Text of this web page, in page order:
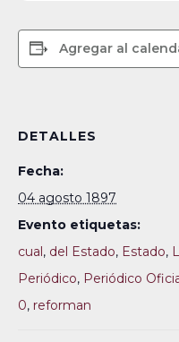
Agregar al
DETALLES
Fecha:
04 agosto 1897
Evento etiquetas:
cual, del Estado, Estado,
Periódico, Periódico
0, reforman